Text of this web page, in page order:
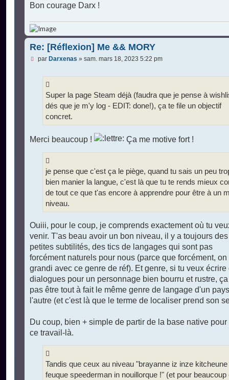
Bon courage Darx !
Re: [Réflexion] Me && MORY
M
u
par Darxenas » sam. mars 18, 2023 5:22 pm
Super la page Steam déjà (faudra que je pense à
dés que je m'y log - EDIT: done!), ça te file un objectif
concret.
Merci beaucoup ! Ça me motive fort !
je pense que c'est ça le piège, quand tu sais un peu
bien manier la langue, c'est là que tu te rends mieux
de tout ce que t'as encore à apprendre pour être à un
niveau.
Ouiii, pour le coup, je comprends exactement où tu
venir. T'as beau avoir un bon niveau, il y a toujours des
petites subtilités, des tics de langages qui sont pas
forcément naturels pour nous (parce que forcément, on
grandi avec ce genre de réf). Et genre, si tu veux écrire
dialogues pour un personnage bien bourru et rustre,
pas être tout à fait le même genre de langage d'un
l'autre (et c'est là que le terme de localiser prend son
Du coup, bien + simple de partir de la base native pour
ce travail-là.
Tandis que ceux au niveau "brayanne iz inze kitcheune
feuque speederman in nouillorque !" (et pour beaucoup